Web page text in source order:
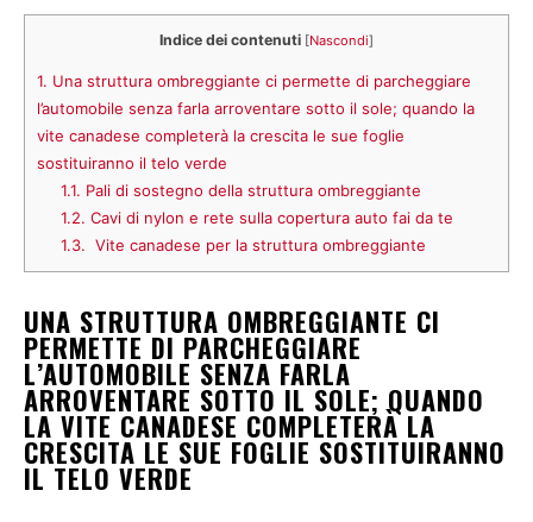
Indice dei contenuti [Nascondi]
1. Una struttura ombreggiante ci permette di parcheggiare
l’automobile senza farla arroventare sotto il sole; quando la
vite canadese completerà la crescita le sue foglie
sostituiranno il telo verde
1.1. Pali di sostegno della struttura ombreggiante
1.2. Cavi di nylon e rete sulla copertura auto fai da te
1.3. Vite canadese per la struttura ombreggiante
UNA STRUTTURA OMBREGGIANTE CI
PERMETTE DI PARCHEGGIARE
L’AUTOMOBILE SENZA FARLA
ARROVENTARE SOTTO IL SOLE; QUANDO
LA VITE CANADESE COMPLETERÀ LA
CRESCITA LE SUE FOGLIE SOSTITUIRANNO
IL TELO VERDE